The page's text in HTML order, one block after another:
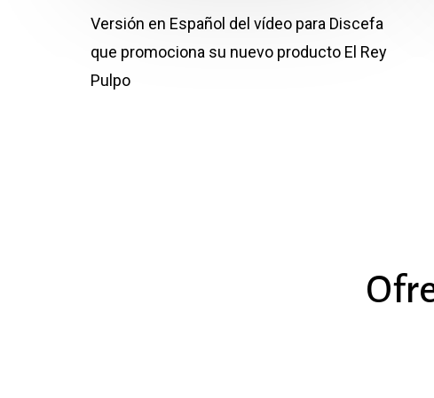
Versión en Español del vídeo para Discefa
que promociona su nuevo producto El Rey
Pulpo